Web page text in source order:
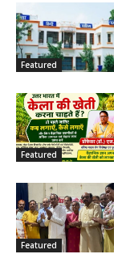
Featured
Featured
Featured